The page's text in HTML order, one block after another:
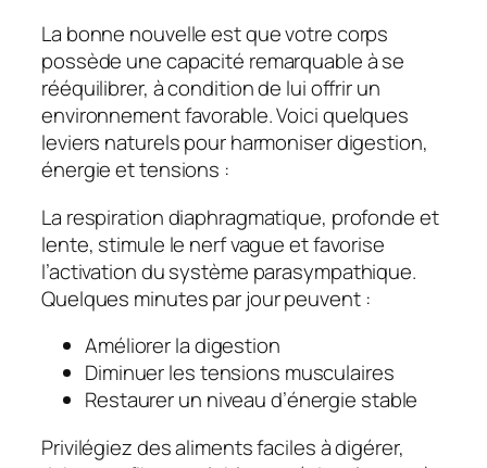
La bonne nouvelle est que votre corps
possède une capacité remarquable à se
rééquilibrer, à condition de lui offrir un
environnement favorable. Voici quelques
leviers naturels pour harmoniser digestion,
énergie et tensions :
La respiration diaphragmatique, profonde et
lente, stimule le nerf vague et favorise
l’activation du système parasympathique.
Quelques minutes par jour peuvent :
Améliorer la digestion
Diminuer les tensions musculaires
Restaurer un niveau d’énergie stable
Privilégiez des aliments faciles à digérer,